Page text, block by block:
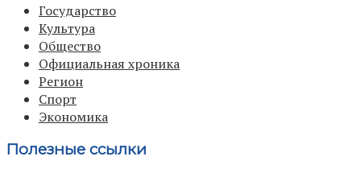
Государство
Культура
Общество
Официальная хроника
Регион
Спорт
Экономика
Полезные ссылки